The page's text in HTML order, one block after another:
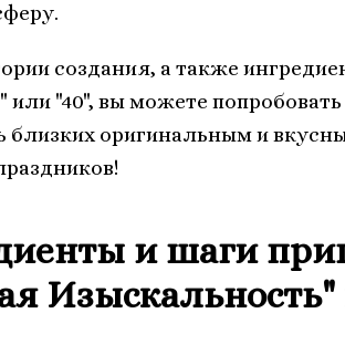
создания, а также
"40", вы можете попробовать
близких оригинальным и
и шаги